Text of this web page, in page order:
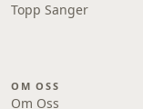
Topp Sanger
OM OSS
Om Oss